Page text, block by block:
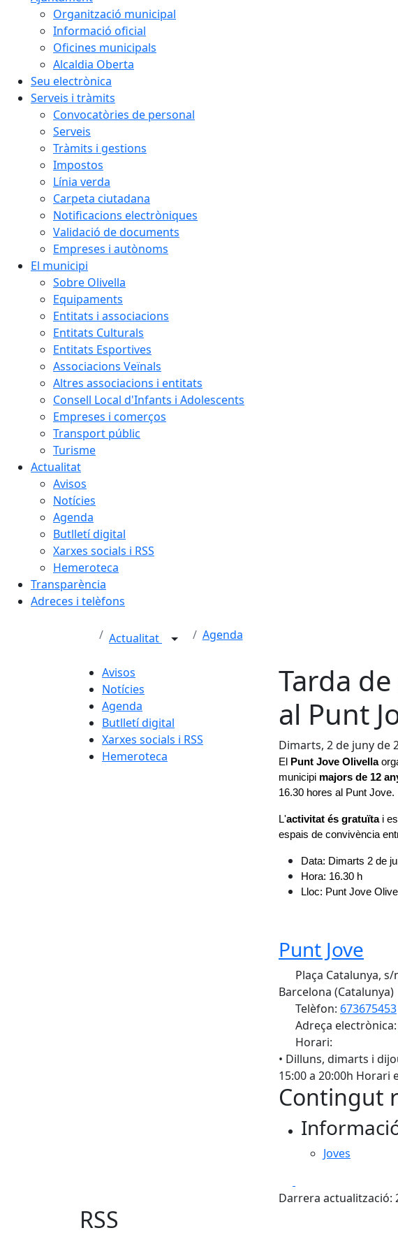
Organització municipal
Informació oficial
Oficines municipals
Alcaldia Oberta
Seu electrònica
Serveis i tràmits
Convocatòries de personal
Serveis
Tràmits i gestions
Impostos
Línia verda
Carpeta ciutadana
Notificacions electròniques
Validació de documents
Empreses i autònoms
El municipi
Sobre Olivella
Equipaments
Entitats i associacions
Entitats Culturals
Entitats Esportives
Associacions Veïnals
Altres associacions i entitats
Consell Local d'Infants i Adolescents
Empreses i comerços
Transport públic
Turisme
Actualitat
Avisos
Notícies
Agenda
Butlletí digital
Xarxes socials i RSS
Hemeroteca
Transparència
Adreces i telèfons
Actualitat Agenda
Avisos
Notícies
Agenda
Butlletí digital
Xarxes socials i RSS
Hemeroteca
Tarda
al Punt
Dimarts, 2 de juny de
El Punt Jove Olivella
municipi majors de 12
16.30 hores al Punt Jove.
L'activitat és gratuïta i
espais de convivència
Data: Dimarts 2 de
Hora: 16.30 h
Lloc: Punt Jove
Punt Jove
Plaça Catalunya,
Barcelona (Catalunya)
Telèfon: 673675453
Adreça electrònica:
Horari:
• Dilluns, dimarts i
15:00 a 20:00h Horari
Contingut
Joves
Darrera actualització:
RSS